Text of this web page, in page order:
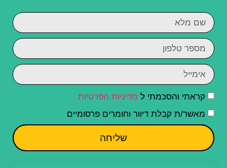
קראתי והסכמתי ל מדיניות הפרטיות
מאשר/ת קבלת דיוור וחומרים פרסומיים
שליחה